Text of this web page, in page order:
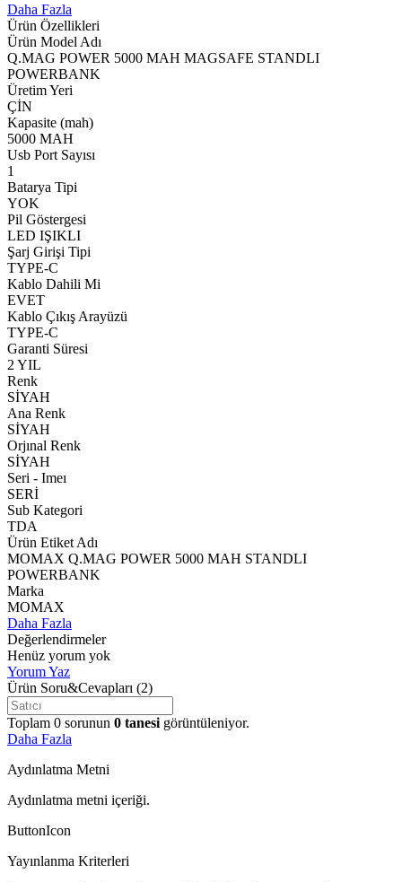
Daha Fazla
Ürün Özellikleri
Ürün Model Adı
Q.MAG POWER 5000 MAH MAGSAFE STANDLI
POWERBANK
Üretim Yeri
ÇİN
Kapasite (mah)
5000 MAH
Usb Port Sayısı
1
Batarya Tipi
YOK
Pil Göstergesi
LED IŞIKLI
Şarj Girişi Tipi
TYPE-C
Kablo Dahili Mi
EVET
Kablo Çıkış Arayüzü
TYPE-C
Garanti Süresi
2 YIL
Renk
SİYAH
Ana Renk
SİYAH
Orjınal Renk
SİYAH
Seri - Imeı
SERİ
Sub Kategori
TDA
Ürün Etiket Adı
MOMAX Q.MAG POWER 5000 MAH STANDLI
POWERBANK
Marka
MOMAX
Daha Fazla
Değerlendirmeler
Henüz yorum yok
Yorum Yaz
Ürün Soru&Cevapları (2)
Toplam 0 sorunun 0 tanesi görüntüleniyor.
Daha Fazla
Aydınlatma Metni
Aydınlatma metni içeriği.
ButtonIcon
Yayınlanma Kriterleri